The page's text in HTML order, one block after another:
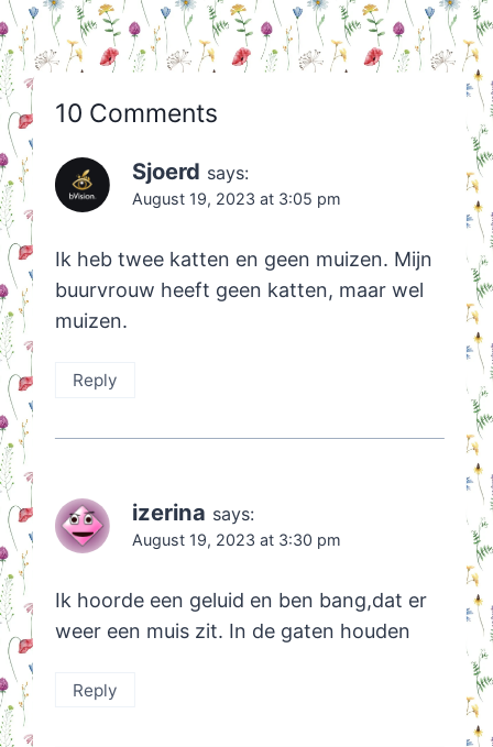
10 Comments
Sjoerd says:
August 19, 2023 at 3:05 pm
Ik heb twee katten en geen muizen. Mijn
buurvrouw heeft geen katten, maar wel
muizen.
Reply
izerina says:
August 19, 2023 at 3:30 pm
Ik hoorde een geluid en ben bang,dat er
weer een muis zit. In de gaten houden
Reply